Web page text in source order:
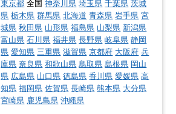
東京都 全国神奈川県 埼玉県 千葉県 茨城
県 栃木県 群馬県 北海道 青森県 岩手県 宮
城県 秋田県 山形県 福島県 山梨県 新潟県
富山県 石川県 福井県 長野県 岐阜県 静岡
県 愛知県 三重県 滋賀県 京都府 大阪府 兵
庫県 奈良県 和歌山県 鳥取県 島根県 岡山
県 広島県 山口県 徳島県 香川県 愛媛県 高
知県 福岡県 佐賀県 長崎県 熊本県 大分県
宮崎県 鹿児島県 沖縄県